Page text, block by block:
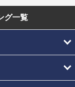
グ一覧